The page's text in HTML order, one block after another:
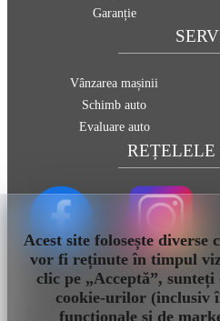
Acest site folosește diverse
vor fi reținute în timpul
clic pe „Acceptă”,
cookie-urilor (inclusiv
funcționale și de
Vânzarea mașinii
Schimb auto
Evaluare auto
Garanție
REȚELELE